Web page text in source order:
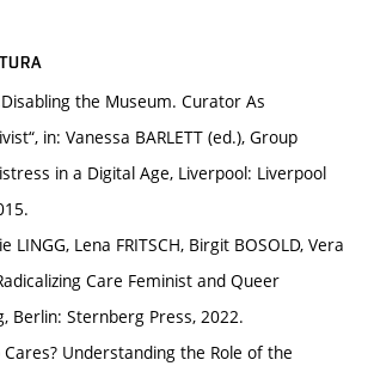
the Museum. Curator As
in: Vanessa BARLETT (ed.), Group
in a Digital Age, Liverpool: Liverpool
LINGG, Lena FRITSCH, Birgit BOSOLD, Vera
Care Feminist and Queer
Berlin: Sternberg Press, 2022.
Cares? Understanding the Role of the